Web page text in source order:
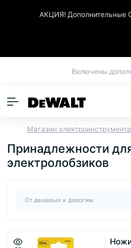
АКЦИЯ! Дополнительные
Включены
Магазин электроинструмента
Принадлежности
электролобзиков